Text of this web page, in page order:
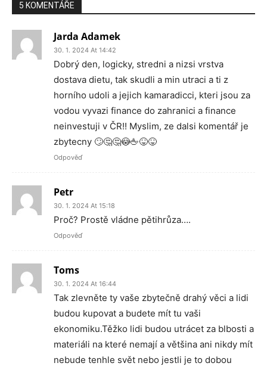
5 KOMENTÁŘE
Jarda Adamek
30. 1. 2024 At 14:42
Dobrý den, logicky, stredni a nizsi vrstva
dostava dietu, tak skudli a min utraci a ti z
horního udoli a jejich kamaradicci, kteri jsou za
vodou vyvazi finance do zahranici a finance
neinvestuji v ČR!! Myslim, ze dalsi komentář je
zbytecny 🙄🤔🤔😳🖕😝😝
Odpověď
Petr
30. 1. 2024 At 15:18
Proč? Prostě vládne pětihrůza….
Odpověď
Toms
30. 1. 2024 At 16:44
Tak zlevněte ty vaše zbytečně drahý věci a lidi
budou kupovat a budete mít tu vaši
ekonomiku.Těžko lidi budou utrácet za blbosti a
materiáli na které nemají a většina ani nikdy mít
nebude tenhle svět nebo jestli je to dobou